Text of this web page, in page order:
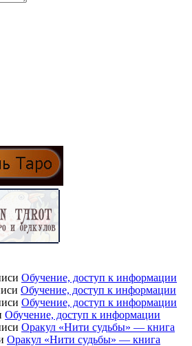
Обучение, доступ к информации
Обучение, доступ к информации
Обучение, доступ к информации
Обучение, доступ к информации
Оракул «Нити судьбы» — книга
Оракул «Нити судьбы» — книга